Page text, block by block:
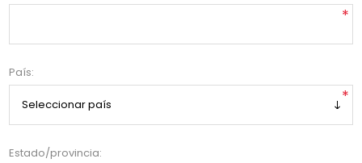
*
País:
*
Estado/provincia: